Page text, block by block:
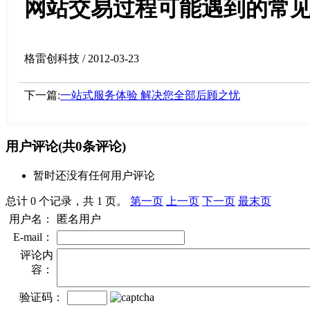
网站交易过程可能遇到的常
格雷创科技 / 2012-03-23
下一篇:一站式服务体验 解决您全部后顾之忧
用户评论(共0条评论)
暂时还没有任何用户评论
总计 0 个记录，共 1 页。 第一页 上一页 下一页 最末页
用户名：
匿名用户
E-mail：
评论内
容：
验证码：